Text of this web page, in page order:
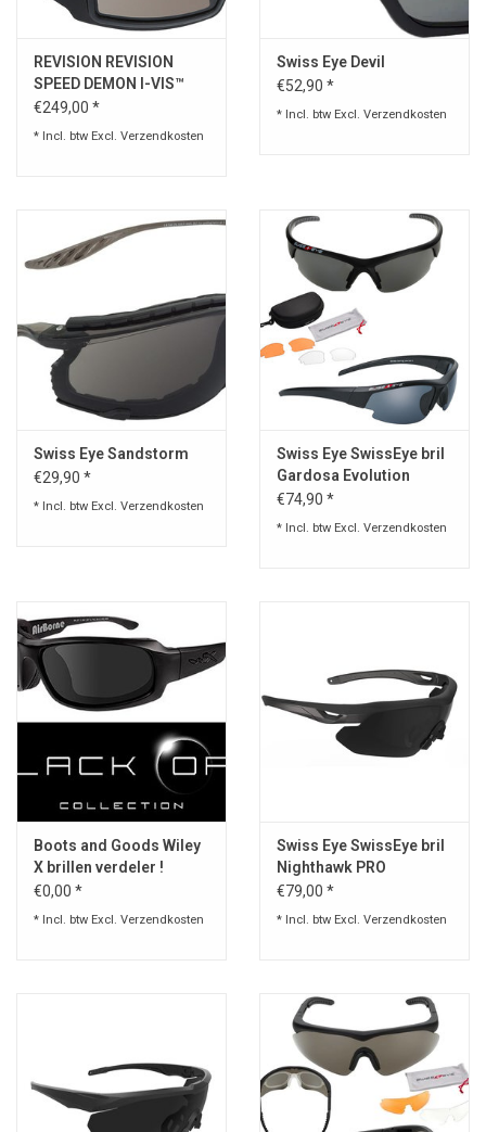
REVISION REVISION
SPEED DEMON I-VIS™
CLARA
€249,00 *
* Incl. btw Excl. Verzendkosten
Swiss Eye Devil
€52,90 *
* Incl. btw Excl. Verzendkosten
Swiss Eye Sandstorm
€29,90 *
* Incl. btw Excl. Verzendkosten
Swiss Eye SwissEye bril
Gardosa Evolution
€74,90 *
* Incl. btw Excl. Verzendkosten
Boots and Goods Wiley
X brillen verdeler !
€0,00 *
* Incl. btw Excl. Verzendkosten
Swiss Eye SwissEye bril
Nighthawk PRO
€79,00 *
* Incl. btw Excl. Verzendkosten